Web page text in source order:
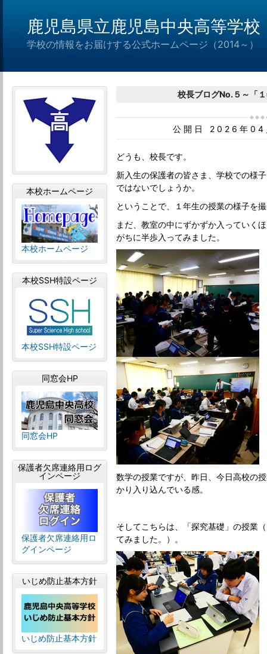
鹿児島県立鹿児島中央高等学校
学校の情報をお届けする公式ホームページ（2014～）
校長ブログNo.５～「
公開日 2026年
どうも、校長です。
新入生の保護者の皆さま、学校での様
ではないでしょうか。
ということで、１年生の授業の様子を
まだ、教室の中にずかずか入っていく
がちに半歩入ってみました。
数学の授業ですが、昨日、今日高校の
かり入り込んでいる感。
そしてこちらは、「探究基礎」の授業
てみました。）。
本校ホームページ
本校ホームページ
本校SSH特設ページ
本校SSH特設ページ
同窓会HP
同窓会HP
保護者欠席連絡用ログ
インページ
保護者欠席連絡用ロ
グインページ
いじめ防止基本方針
いじめ防止基本方針